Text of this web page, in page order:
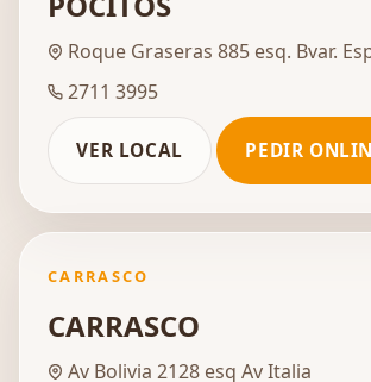
Roque Graseras 885 esq. Bvar.
2711 3995
VER LOCAL PEDIR
CARRASCO
CARRASCO
Av Bolivia 2128 esq Av Italia